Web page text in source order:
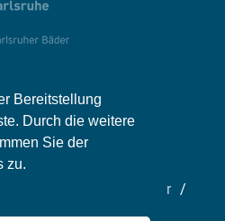
Bereitstellung
Durch die weitere
Sie der
zu.
Partner